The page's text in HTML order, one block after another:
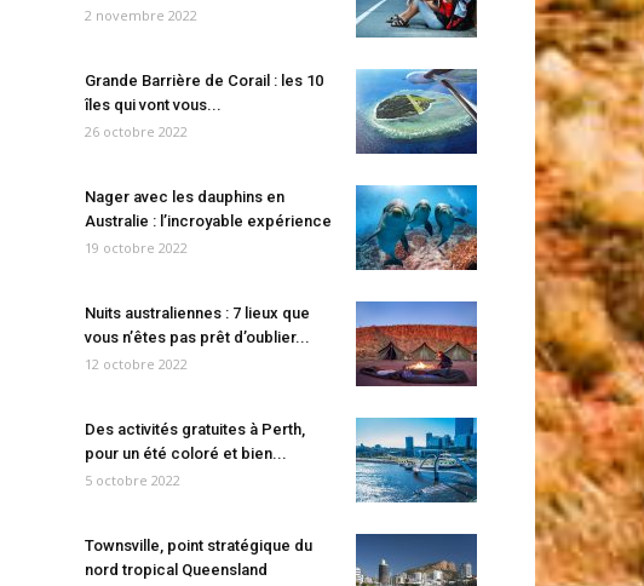
2 novembre 2022
Grande Barrière de Corail : les 10
îles qui vont vous...
26 octobre 2022
Nager avec les dauphins en
Australie : l’incroyable expérience
19 octobre 2022
Nuits australiennes : 7 lieux que
vous n’êtes pas prêt d’oublier...
12 octobre 2022
Des activités gratuites à Perth,
pour un été coloré et bien...
5 octobre 2022
Townsville, point stratégique du
nord tropical Queensland